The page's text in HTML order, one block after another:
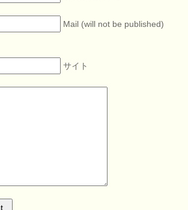
Mail (will not be published)
サイト